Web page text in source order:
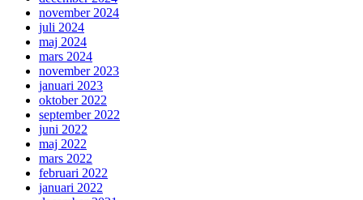
november 2024
juli 2024
maj 2024
mars 2024
november 2023
januari 2023
oktober 2022
september 2022
juni 2022
maj 2022
mars 2022
februari 2022
januari 2022